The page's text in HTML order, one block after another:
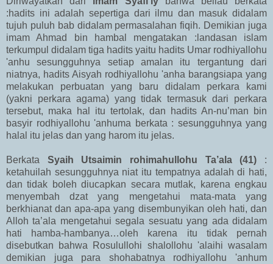
:hadits ini adalah sepertiga dari ilmu dan masuk didalam
tujuh puluh bab didalam permasalahan fiqih. Demikian juga
imam Ahmad bin hambal mengatakan :landasan islam
terkumpul didalam tiga hadits yaitu hadits Umar rodhiyallohu
'anhu sesungguhnya setiap amalan itu tergantung dari
niatnya, hadits Aisyah rodhiyallohu 'anha barangsiapa yang
melakukan perbuatan yang baru didalam perkara kami
(yakni perkara agama) yang tidak termasuk dari perkara
tersebut, maka hal itu tertolak, dan hadits An-nu’man bin
basyir rodhiyallohu 'anhuma berkata : sesungguhnya yang
halal itu jelas dan yang harom itu jelas.
Berkata Syaih Utsaimin rohimahullohu Ta’ala (41) :
ketahuilah sesungguhnya niat itu tempatnya adalah di hati,
dan tidak boleh diucapkan secara mutlak, karena engkau
menyembah dzat yang mengetahui mata-mata yang
berkhianat dan apa-apa yang disembunyikan oleh hati, dan
Alloh ta’ala mengetahui segala sesuatu yang ada didalam
hati hamba-hambanya…oleh karena itu tidak pernah
disebutkan bahwa Rosulullohi shalollohu 'alaihi wasalam
demikian juga para shohabatnya rodhiyallohu 'anhum